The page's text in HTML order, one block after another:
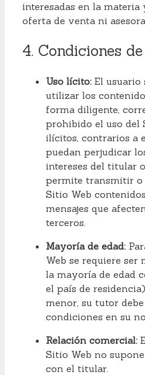
interesadas en la
oferta de venta ni
4. Condiciones
Uso lícito: El usuario
utilizar los
forma diligente,
prohibido el uso del
ilícitos, contrarios a
puedan perjudicar
intereses del titular
permite transmitir o
Sitio Web
mensajes que
terceros.
Mayoría de edad:
Web se requiere ser
la mayoría de edad
el país de
menor, su tutor
condiciones en su
Relación comercial:
Sitio Web no
con el titular.